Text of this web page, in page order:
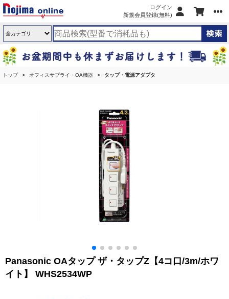
ログイン
新規会員登録(無料)
トップ オフィスサプライ・OA機器 タップ・電源アダプタ
Panasonic OAタップ ザ・タップZ【4コ口/3m/ホワ
イト】 WHS2534WP